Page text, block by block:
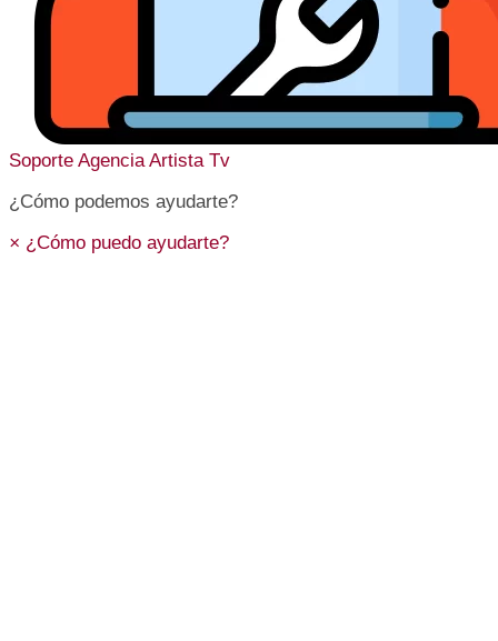
Soporte Agencia Artista Tv
¿Cómo podemos ayudarte?
× ¿Cómo puedo ayudarte?